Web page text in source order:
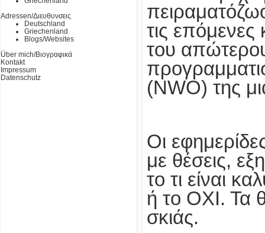
Adressen/Διευθυνσεις
Deutschland
Griechenland
Blogs/Websites
Über mich/Βιογραφικά
Kontakt
Impressum
Datenschutz
τις επόμενες
του
(NWO) της
Οι
με θέσεις,
το τι είναι
ή το ΟΧΙ. Τα
σκιάς.